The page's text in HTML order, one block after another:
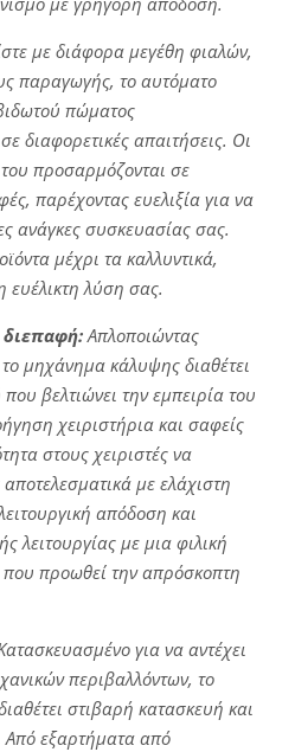
με διάφορα μεγέθη φιαλών,
παραγωγής, το αυτόματο
πώματος
διαφορετικές απαιτήσεις. Οι
προσαρμόζονται σε
παρέχοντας ευελιξία για να
ανάγκες συσκευασίας σας.
μέχρι τα καλλυντικά,
ευέλικτη λύση σας.
διεπαφή:Απλοποιώντας
μηχάνημα κάλυψης διαθέτει
βελτιώνει την εμπειρία του
χειριστήρια και σαφείς
στους χειριστές να
με ελάχιστη
απόδοση και
λειτουργίας με μια φιλική
προωθεί την απρόσκοπτη
για να αντέχει
περιβαλλόντων, το
στιβαρή κατασκευή και
Από εξαρτήματα από